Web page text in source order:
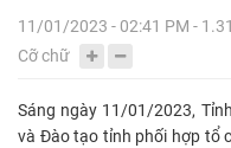
11/01/2023 - 02:41 PM -
Cỡ chữ
Sáng ngày 11/01/2023,
và Đào tạo tỉnh phối hợp tổ